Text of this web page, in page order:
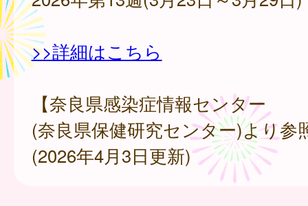
>>詳細はこちら
【奈良県感染症情報センター
(奈良県保健研究センター)より参
(2026年4月3日更新)